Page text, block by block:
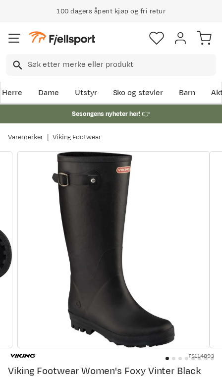
100 dagers åpent kjøp og fri retur
Herre Dame Utstyr Sko og støvler Barn
Sesongens nyheter her!👉
Varemerker Viking Footwear
FS114893
Viking Footwear Women's Foxy Vinter Black